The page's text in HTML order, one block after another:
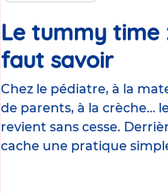
Le tummy time
faut savoirArticle
Chez le pédiatre, à la
de parents, à la crèche…
revient sans cesse.
cache une pratique